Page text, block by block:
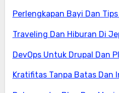
Perlengkapan Bayi Dan
Traveling Dan Hiburan Di
DevOps Untuk Drupal Dan
Kratifitas Tanpa Batas Dan